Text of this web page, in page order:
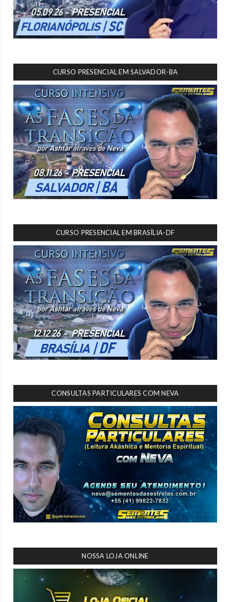
CURSO PRESENCIAL EM SALVADOR-BA
CURSO PRESENCIAL EM BRASÍLIA-DF
CONSULTAS PARTICULARES COM NEVA
NOSSA LOJA ONLINE